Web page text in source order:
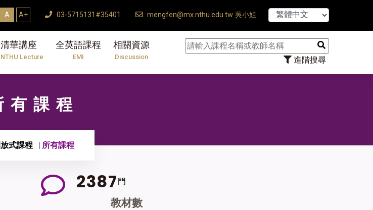
A A+ 03-5715131#35401 mengfen@mx.nthu.edu.tw 吳小姐
清華講座
NTHU Lecture
全英語課程
EMI
相關資源
Discussion 進階搜尋
【7/31】114學年
有課程
式課程 所有課程
2387 門
教材數